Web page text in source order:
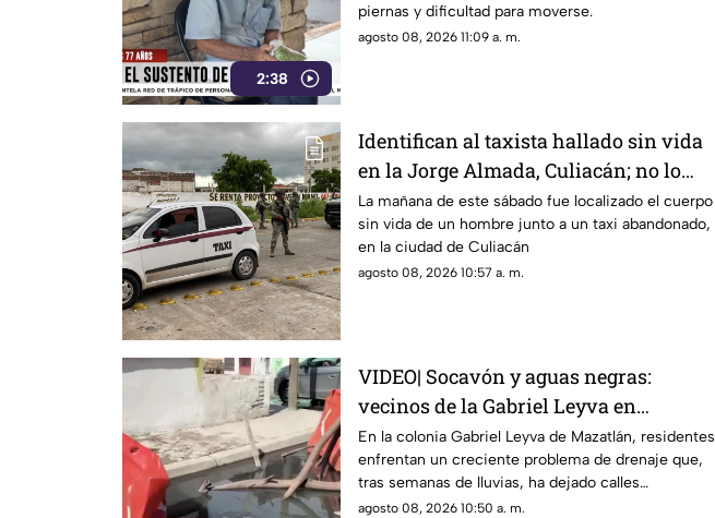
2:38
piernas y dificultad para moverse.
agosto 08, 2026 11:09 a. m.
Identifican al taxista hallado sin vida
en la Jorge Almada, Culiacán; no lo
veían desde la noche anterior
La mañana de este sábado fue localizado el cuerpo
sin vida de un hombre junto a un taxi abandonado,
en la ciudad de Culiacán
agosto 08, 2026 10:57 a. m.
VIDEO| Socavón y aguas negras:
vecinos de la Gabriel Leyva en
Mazatlán piden atención urgente
En la colonia Gabriel Leyva de Mazatlán, residentes
enfrentan un creciente problema de drenaje que,
tras semanas de lluvias, ha dejado calles
intransitables.
agosto 08, 2026 10:50 a. m.